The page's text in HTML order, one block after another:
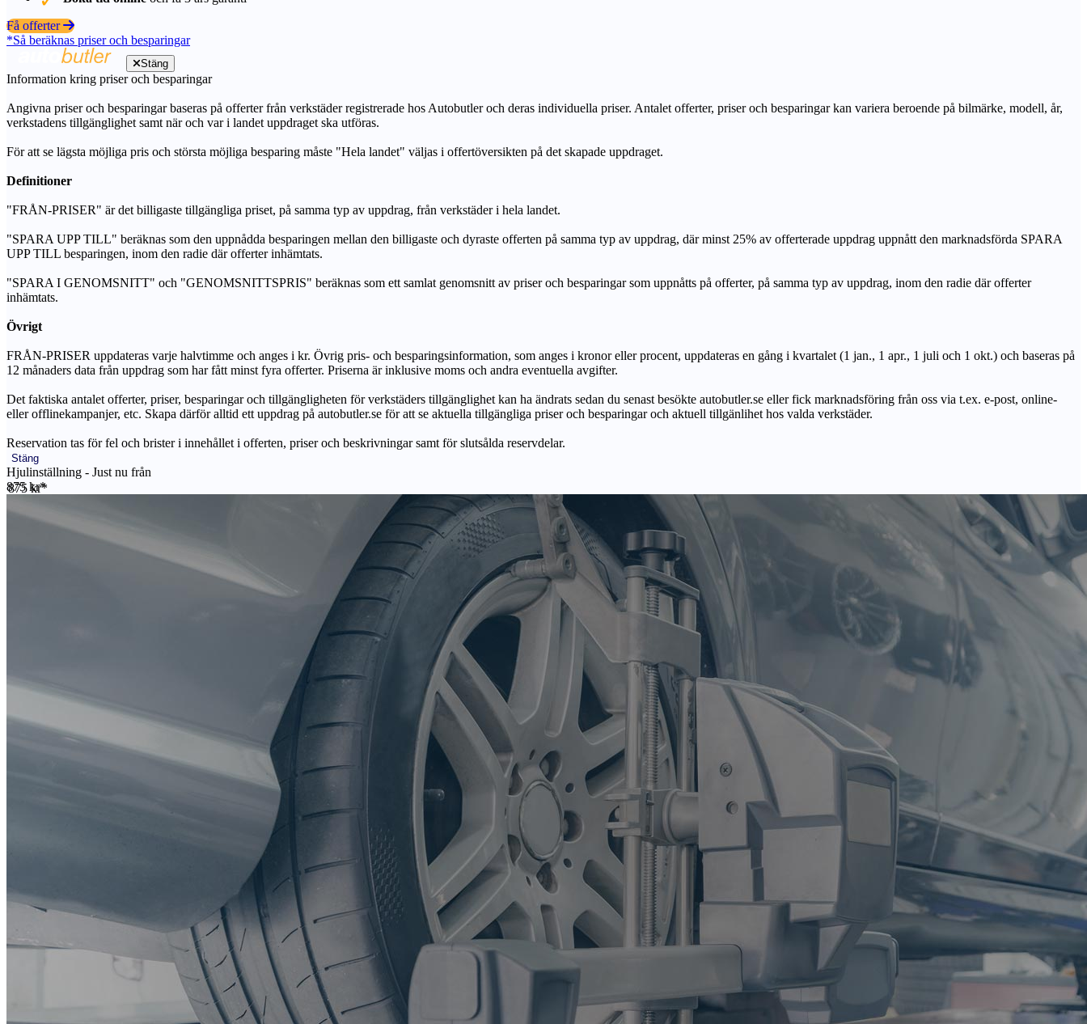
Få offerter
*Så beräknas priser och besparingar
Stäng
Information kring priser och besparingar
Angivna priser och besparingar baseras på offerter från verkstäder registrerade hos Autobutler och deras individuella priser. Antalet offerter, priser och besparingar kan variera beroende på bilmärke, modell, år,
verkstadens tillgänglighet samt när och var i landet uppdraget ska utföras.
För att se lägsta möjliga pris och största möjliga besparing måste "Hela landet" väljas i offertöversikten på det skapade uppdraget.
Definitioner
"FRÅN-PRISER" är det billigaste tillgängliga priset, på samma typ av uppdrag, från verkstäder i hela landet.
"SPARA UPP TILL" beräknas som den uppnådda besparingen mellan den billigaste och dyraste offerten på samma typ av uppdrag, där minst 25% av offerterade uppdrag uppnått den marknadsförda SPARA
UPP TILL besparingen, inom den radie där offerter inhämtats.
"SPARA I GENOMSNITT" och "GENOMSNITTSPRIS" beräknas som ett samlat genomsnitt av priser och besparingar som uppnåtts på offerter, på samma typ av uppdrag, inom den radie där offerter
inhämtats.
Övrigt
FRÅN-PRISER uppdateras varje halvtimme och anges i kr. Övrig pris- och besparingsinformation, som anges i kronor eller procent, uppdateras en gång i kvartalet (1 jan., 1 apr., 1 juli och 1 okt.) och baseras på
12 månaders data från uppdrag som har fått minst fyra offerter. Priserna är inklusive moms och andra eventuella avgifter.
Det faktiska antalet offerter, priser, besparingar och tillgängligheten för verkstäders tillgänglighet kan ha ändrats sedan du senast besökte autobutler.se eller fick marknadsföring från oss via t.ex. e-post, online-
eller offlinekampanjer, etc. Skapa därför alltid ett uppdrag på autobutler.se för att se aktuella tillgängliga priser och besparingar och aktuell tillgänlihet hos valda verkstäder.
Reservation tas för fel och brister i innehållet i offerten, priser och beskrivningar samt för slutsålda reservdelar.
Stäng
Hjulinställning - Just nu från
875 kr*